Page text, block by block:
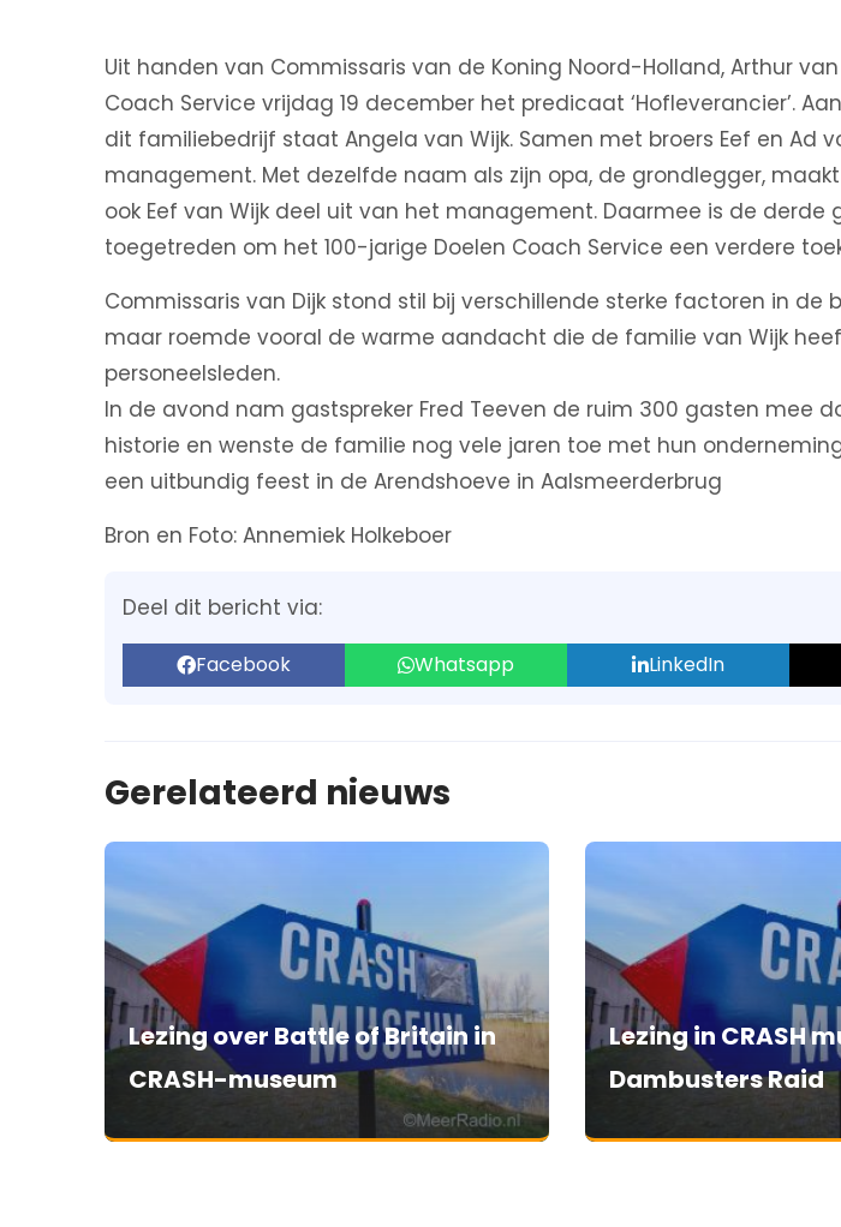
Uit handen van Commissaris van de Koning Noord-Holland, Arthur van
Coach Service vrijdag 19 december het predicaat ‘Hofleverancier’.
dit familiebedrijf staat Angela van Wijk. Samen met broers Eef en Ad
management. Met dezelfde naam als zijn opa, de grondlegger,
ook Eef van Wijk deel uit van het management. Daarmee is de derde
toegetreden om het 100-jarige Doelen Coach Service een verdere
Commissaris van Dijk stond stil bij verschillende sterke factoren in de
maar roemde vooral de warme aandacht die de familie van Wijk
personeelsleden.
In de avond nam gastspreker Fred Teeven de ruim 300 gasten mee
historie en wenste de familie nog vele jaren toe met hun
een uitbundig feest in de Arendshoeve in Aalsmeerderbrug
Bron en Foto: Annemiek Holkeboer
Deel dit bericht via:
Facebook Whatsapp LinkedIn
Gerelateerd nieuws
Lezing over Battle of Britain in
CRASH-museum
Lezing in CRASH
Dambusters Raid